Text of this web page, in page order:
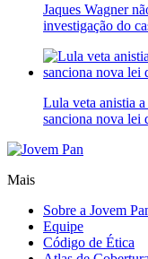
Jaques Wagner
investigação do
Lula veta anistia
sanciona nova lei
Mais
Sobre a Jovem
Equipe
Código de Ética